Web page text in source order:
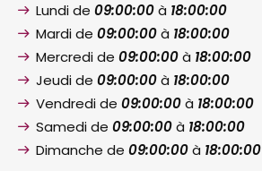
Lundi de 09:00:00à 18:00:00
Mardi de 09:00:00à 18:00:00
Mercredi de 09:00:00à 18:00:00
Jeudi de 09:00:00à 18:00:00
Vendredi de 09:00:00à 18:00:00
Samedi de 09:00:00à 18:00:00
Dimanche de 09:00:00à 18:00:00